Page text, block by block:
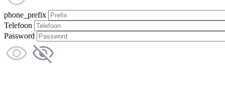
phone_prefix
Telefoon
Password